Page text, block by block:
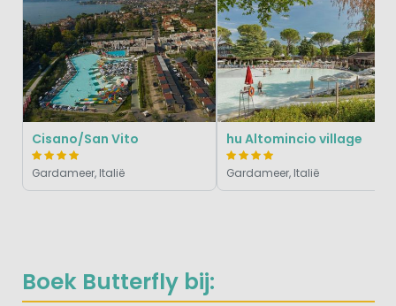
Boek Butterfly bij:
Cisano/San Vito
Gardameer, Italië
hu Altomincio village
Gardameer, Italië